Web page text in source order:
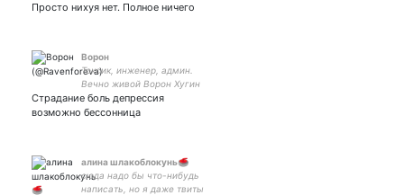
Просто нихуя нет. Полное ничего
Ворон
Токсик, инженер, админ.
Вечно живой Ворон Хугин
быдло серверное
Страдание боль депрессия
возможно бессонница
алина шлакоблокунь🥌
сюда надо бы что-нибудь
написать, но я даже твиты